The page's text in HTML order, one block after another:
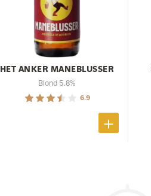
HET ANKER MANEBLUSSER
Blond 5.8%
6.9